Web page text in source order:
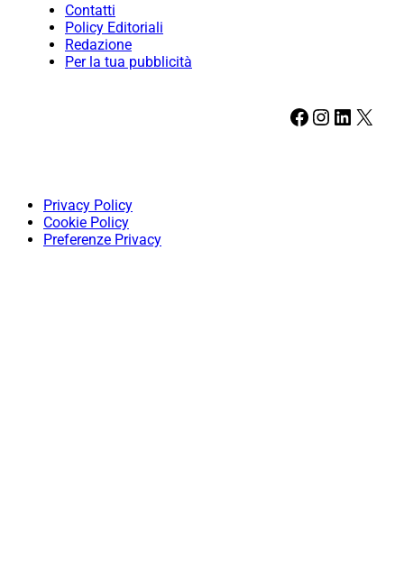
Contatti
Policy Editoriali
Redazione
Per la tua pubblicità
Facebook Instagram LinkedIn X
Privacy Policy
Cookie Policy
Preferenze Privacy